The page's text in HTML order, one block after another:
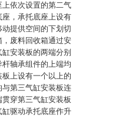
依次设置的第二气
，承托底座上设有
提供空间的下划切
废料回收箱通过安
安装板的两端分别
轴承组件的上端均
上设有一个以上的
第三气缸安装板连
穿第三气缸安装板
驱动承托底座作升